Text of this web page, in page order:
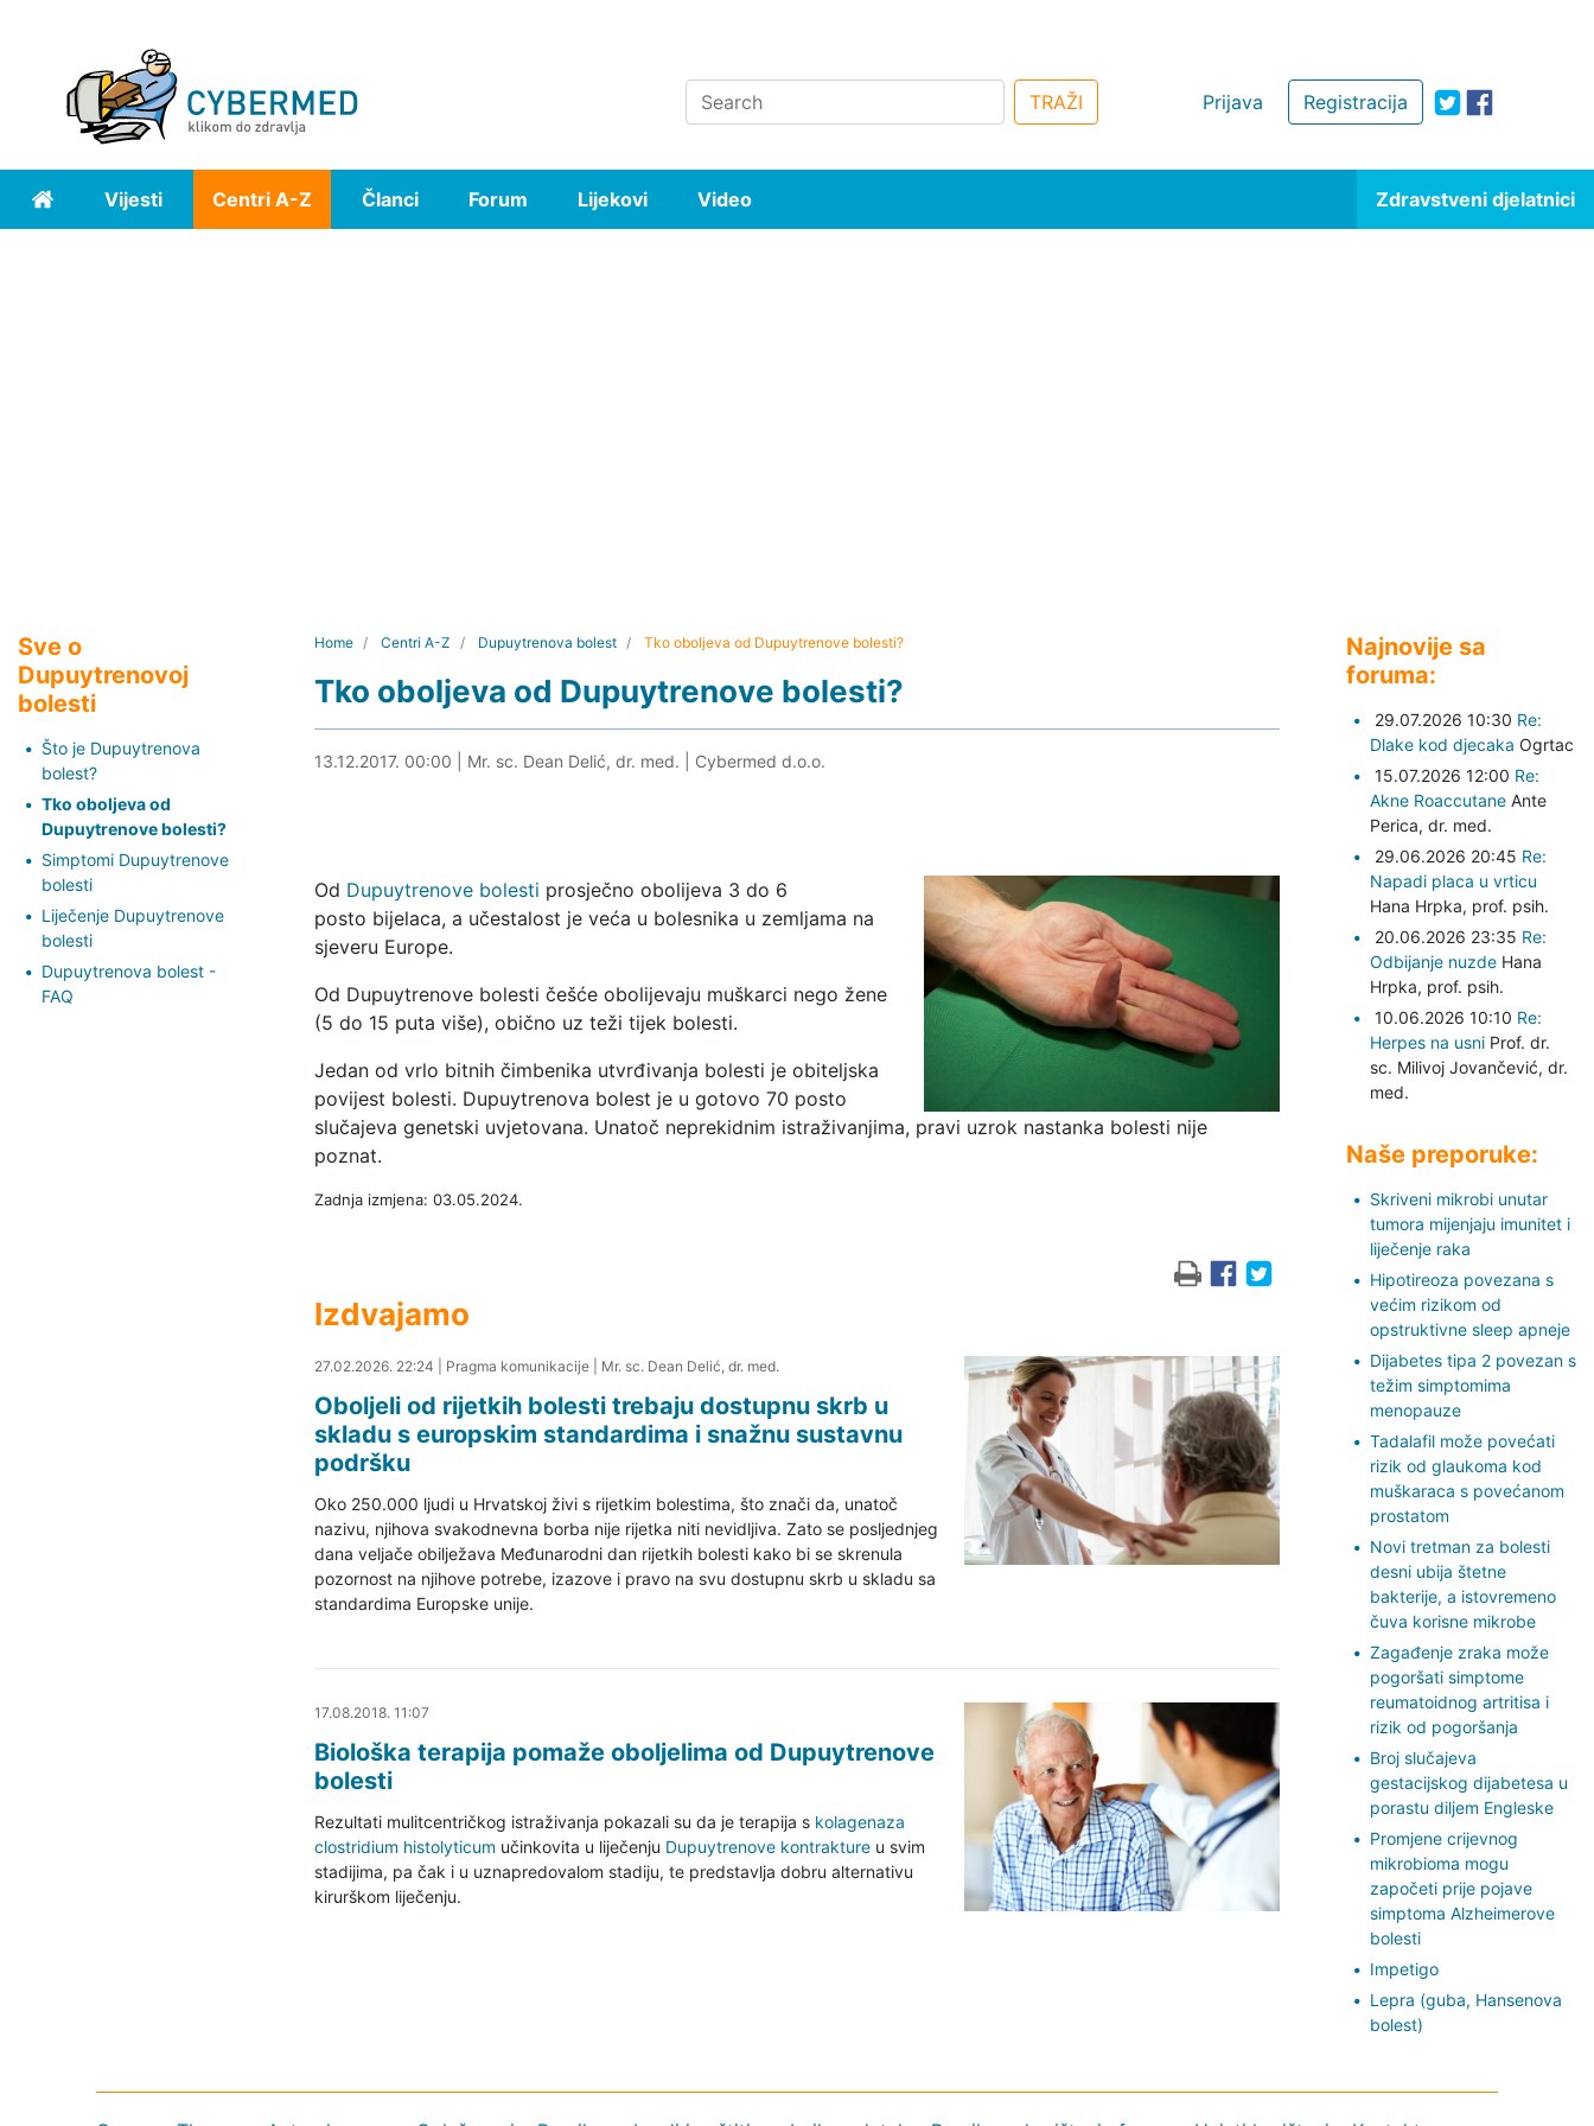
Registracija
Prijava
Search TRAŽI
Home Vijesti Centri A-Z Članci Forum Lijekovi Video Zdravstveni djelatnici
Sve o
Dupuytrenovoj
bolesti
Što je Dupuytrenova
bolest?
Tko oboljeva od
Dupuytrenove bolesti?
Simptomi Dupuytrenove
bolesti
Liječenje Dupuytrenove
bolesti
Dupuytrenova bolest -
FAQ
Home Centri A-Z Dupuytrenova bolest Tko oboljeva od Dupuytrenove bolesti?
Tko oboljeva od Dupuytrenove bolesti?
03.05.2024. 15:13
13.12.2017. 00:00 Mr. sc. Dean Delić, dr. med. Cybermed d.o.o.
Od Dupuytrenove bolesti prosječno obolijeva 3 do 6
posto bijelaca, a učestalost je veća u bolesnika u zemljama na
sjeveru Europe.
Od Dupuytrenove bolesti češće obolijevaju muškarci nego žene
(5 do 15 puta više), obično uz teži tijek bolesti.
Jedan od vrlo bitnih čimbenika utvrđivanja bolesti je obiteljska
povijest bolesti. Dupuytrenova bolest je u gotovo 70 posto
slučajeva genetski uvjetovana. Unatoč neprekidnim istraživanjima, pravi uzrok nastanka bolesti nije
poznat.
Zadnja izmjena: 03.05.2024.
Izdvajamo
28.02.2026. 00:40
27.02.2026. 22:24 Pragma komunikacije| Mr. sc. Dean Delić, dr. med.
Oboljeli od rijetkih bolesti trebaju dostupnu skrb u
skladu s europskim standardima i snažnu sustavnu
podršku
Oko 250.000 ljudi u Hrvatskoj živi s rijetkim bolestima, što znači da, unatoč
nazivu, njihova svakodnevna borba nije rijetka niti nevidljiva. Zato se posljednjeg
dana veljače obilježava Međunarodni dan rijetkih bolesti kako bi se skrenula
pozornost na njihove potrebe, izazove i pravo na svu dostupnu skrb u skladu sa
standardima Europske unije.
17.08.2018. 12:15
17.08.2018. 11:07
Biološka terapija pomaže oboljelima od Dupuytrenove
bolesti
Rezultati mulitcentričkog istraživanja pokazali su da je terapija s kolagenaza
clostridium histolyticum učinkovita u liječenju Dupuytrenove kontraktureu svim
stadijima, pa čak i u uznapredovalom stadiju, te predstavlja dobru alternativu
kirurškom liječenju.
Najnovije sa
foruma:
29.07.2026 10:30 Re:
Dlake kod djecaka Ogrtac
15.07.2026 12:00 Re:
Akne Roaccutane Ante
Perica, dr. med.
29.06.2026 20:45 Re:
Napadi placa u vrticu
Hana Hrpka, prof. psih.
20.06.2026 23:35 Re:
Odbijanje nuzde Hana
Hrpka, prof. psih.
10.06.2026 10:10 Re:
Herpes na usni Prof. dr.
sc. Milivoj Jovančević, dr.
med.
Naše preporuke:
Skriveni mikrobi unutar
tumora mijenjaju imunitet i
liječenje raka
Hipotireoza povezana s
većim rizikom od
opstruktivne sleep apneje
Dijabetes tipa 2 povezan s
težim simptomima
menopauze
Tadalafil može povećati
rizik od glaukoma kod
muškaraca s povećanom
prostatom
Novi tretman za bolesti
desni ubija štetne
bakterije, a istovremeno
čuva korisne mikrobe
Zagađenje zraka može
pogoršati simptome
reumatoidnog artritisa i
rizik od pogoršanja
Broj slučajeva
gestacijskog dijabetesa u
porastu diljem Engleske
Promjene crijevnog
mikrobioma mogu
započeti prije pojave
simptoma Alzheimerove
bolesti
Impetigo
Lepra (guba, Hansenova
bolest)